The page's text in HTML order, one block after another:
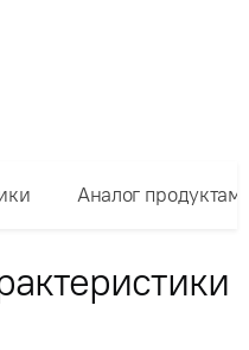
Аналог